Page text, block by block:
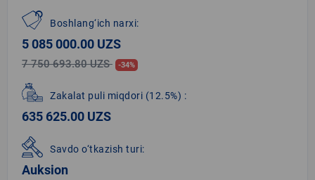
Boshlang‘ich narxi:
5 085 000.00 UZS
7 750 693.80 UZS -34%
Zakalat puli miqdori (12.5%) :
635 625.00 UZS
Savdo o‘tkazish turi:
Auksion